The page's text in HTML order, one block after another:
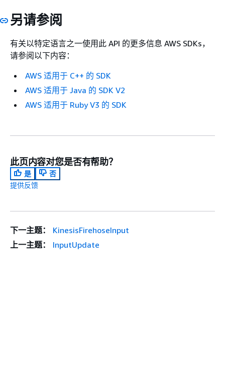
另请参阅
有关以特定语言之一使用此 API 的更多信息 AWS SDKs，
请参阅以下内容：
AWS 适用于 C++ 的 SDK
AWS 适用于 Java 的 SDK V2
AWS 适用于 Ruby V3 的 SDK
此页内容对您是否有帮助？
是
否
提供反馈
下一主题：
KinesisFirehoseInput
上一主题：
InputUpdate